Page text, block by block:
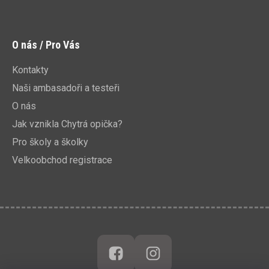
O nás / Pro Vás
Kontakty
Naši ambasadoři a testeři
O nás
Jak vznikla Chytrá opička?
Pro školy a školky
Velkoobchod registrace